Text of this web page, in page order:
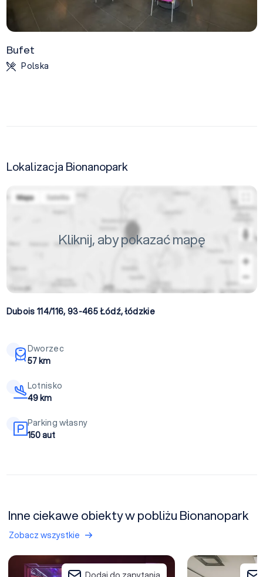
Bufet
Polska
Lokalizacja Bionanopark
Kliknij, aby pokazać mapę
Dubois 114/116, 93-465Łódź,łódzkie
Dworzec
57 km
Lotnisko
49 km
Parking własny
150 aut
Inne ciekawe obiekty w pobliżu Bionanopark
Zobacz wszystkie
DoubleTree by Hilton Łódź
Holiday Inn Łódź